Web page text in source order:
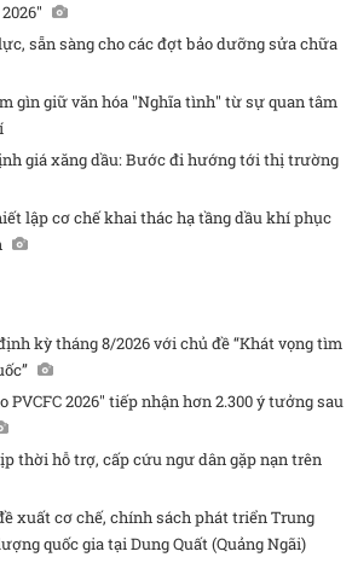
sẵn sàng cho các đợt bảo dưỡng sửa chữa
gìn giữ văn hóa "Nghĩa tình" từ sự quan tâm
giá xăng dầu: Bước đi hướng tới thị trường
lập cơ chế khai thác hạ tầng dầu khí phục
kỳ tháng 8/2026 với chủ đề “Khát vọng tìm
PVCFC 2026" tiếp nhận hơn 2.300 ý tưởng sau
thời hỗ trợ, cấp cứu ngư dân gặp nạn trên
xuất cơ chế, chính sách phát triển Trung
quốc gia tại Dung Quất (Quảng Ngãi)